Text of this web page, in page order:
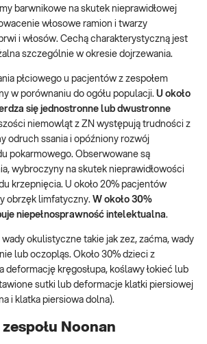
barwnikowe na skutek nieprawidłowej
włosowe ramion i twarzy
i włosów. Cechą charakterystyczną jest
szczególnie w okresie dojrzewania.
płciowego u pacjentów z zespołem
w porównaniu do ogółu populacji. U około
się jednostronne lub dwustronne
niemowląt z ZN występują trudności z
odruch ssania i opóźniony rozwój
pokarmowego. Obserwowane są
wybroczyny na skutek nieprawidłowości
krzepnięcia. U około 20% pacjentów
obrzęk limfatyczny. W około 30%
niepełnosprawność intelektualna.
okulistyczne takie jak zez, zaćma, wady
lub oczopląs. Około 30% dzieci z
deformację kręgosłupa, koślawy łokieć lub
sutki lub deformacje klatki piersiowej
i klatka piersiowa dolna).
Noonan